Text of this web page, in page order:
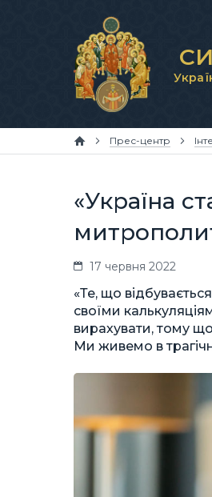
Прес-центр
«Україна
17 червня 2022
«Те, що
своїми
вирахувати, тому
Ми живемо в